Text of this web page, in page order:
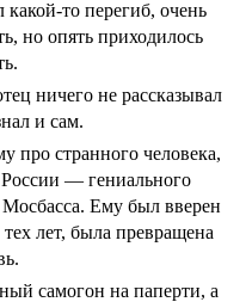
то перегиб, очень
но опять приходилось
ничего не рассказывал
и сам.
про странного человека,
России — гениального
Ему был вверен
лет, была превращена
самогон на паперти, а